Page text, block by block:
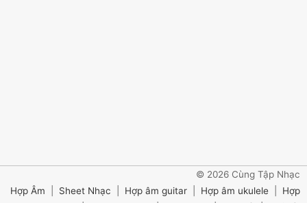
© 2026 Cùng Tập Nhạc
Hợp Âm
Sheet Nhạc Hợp âm guitar Hợp âm ukulele
Hợp